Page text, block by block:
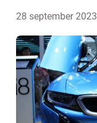
28 september 2023